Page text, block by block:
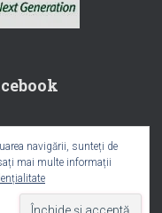
ThemeIsle
navigării, sunteți de
mai multe informații